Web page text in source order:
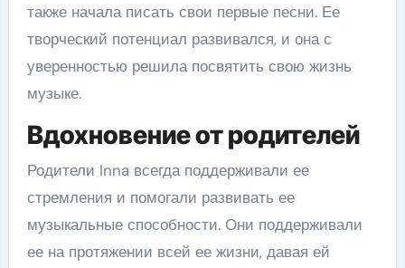
также начала писать свои первые песни. Ее
творческий потенциал развивался, и она с
уверенностью решила посвятить свою жизнь
музыке.
Вдохновение от родителей
Родители Inna всегда поддерживали ее
стремления и помогали развивать ее
музыкальные способности. Они поддерживали
ее на протяжении всей ее жизни, давая ей